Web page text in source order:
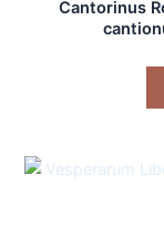
Cantorinus